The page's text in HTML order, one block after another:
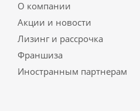
О компании
Акции и новости
Лизинг и рассрочка
Франшиза
Иностранным партнерам